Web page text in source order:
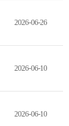
2026-06-26
2026-06-10
2026-06-10